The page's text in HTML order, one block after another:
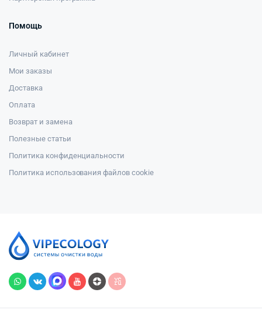
Помощь
Личный кабинет
Мои заказы
Доставка
Оплата
Возврат и замена
Полезные статьи
Политика конфиденциальности
Политика использования файлов cookie